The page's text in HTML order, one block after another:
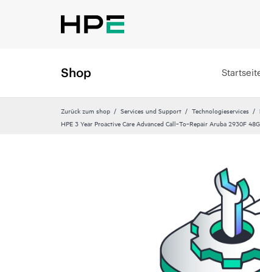
Shop
Zurück zum shop Services und Support Technologieservices
HPE 3 Year Proactive Care Advanced Call‑To‑Repair Aruba 2930F